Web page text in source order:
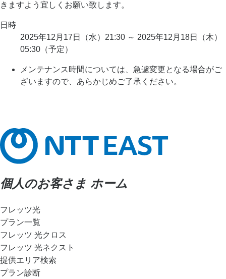
きますよう宜しくお願い致します。
日時
2025年12月17日（水）21:30 ～ 2025年12月18日（木）
05:30（予定）
メンテナンス時間については、急遽変更となる場合がご
ざいますので、あらかじめご了承ください。
個人のお客さま ホーム
フレッツ光
プラン一覧
フレッツ 光クロス
フレッツ 光ネクスト
提供エリア検索
プラン診断